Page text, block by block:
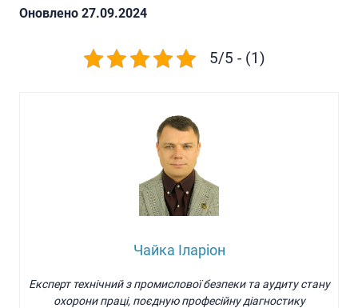
Oновлено 27.09.2024
5/5 - (1)
Чайка Іларіон
Експерт технічний з промислової безпеки та аудиту стану
охорони праці, поєдную професійну діагностику